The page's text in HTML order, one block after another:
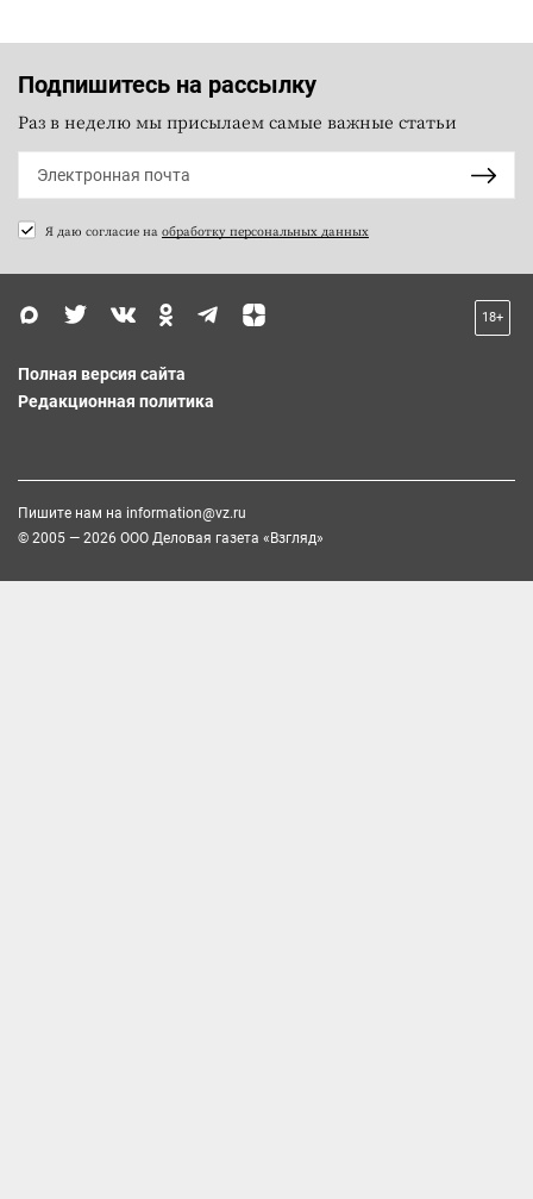
Подпишитесь на рассылку
Раз в неделю мы присылаем самые важные статьи
Я даю согласие на обработку персональных данных
18+
Полная версия сайта
Редакционная политика
Пишите нам на information@vz.ru
© 2005 — 2026 ООО Деловая газета «Взгляд»